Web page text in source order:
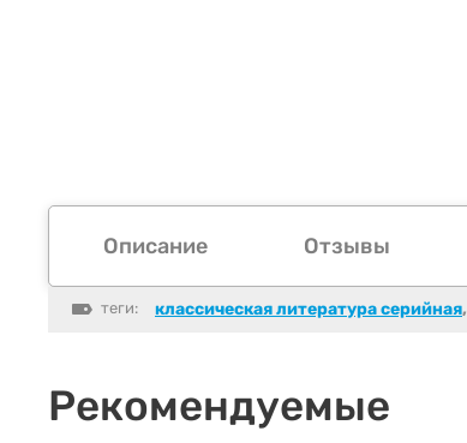
Описание Отзывы
теги: классическая литература серийная,
Рекомендуемые